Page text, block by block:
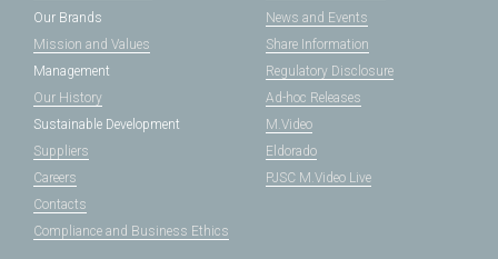
Our Brands
Mission and Values
Management
Our History
News and Events
Share Information
Regulatory Disclosure
Ad-hoc Releases
Sustainable Development
Suppliers
Careers
Contacts
Compliance and Business Ethics
M.Video
Eldorado
PJSC M.Video Live